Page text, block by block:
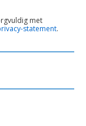
met
statement.